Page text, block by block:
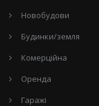
Новобудови
Будинки/земля
Комерційна
Оренда
Гаражі